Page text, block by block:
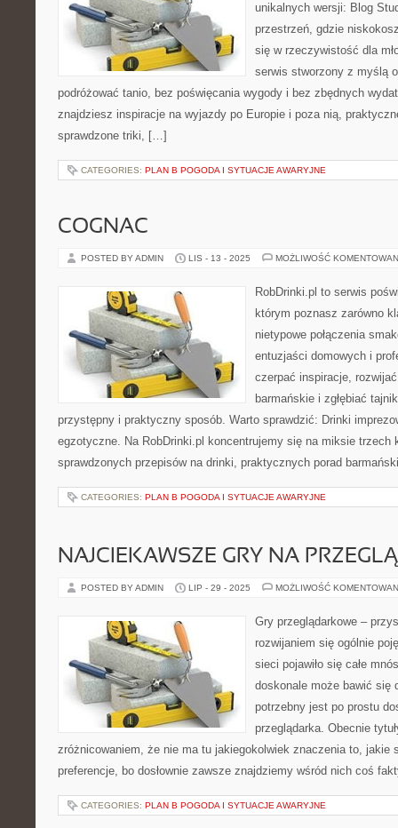
unikalnych wersji: Blog
przestrzeń, gdzie
się w rzeczywistość dla
serwis stworzony z myślą
podróżować tanio, bez poświęcania wygody i bez zbędnych
znajdziesz inspiracje na wyjazdy po Europie i poza nią,
sprawdzone triki, […]
CATEGORIES: PLAN B POGODA I SYTUACJE AWARYJNE
COGNAC
POSTED BY ADMIN LIS - 13 - 2025 MOŻLIWOŚĆ
RobDrinki.pl to serwis
którym poznasz zarówno
nietypowe połączenia
entuzjaści domowych i
czerpać inspiracje,
barmańskie i zgłębiać
przystępny i praktyczny sposób. Warto sprawdzić: Drinki
egzotyczne. Na RobDrinki.pl koncentrujemy się na miksie trzech
sprawdzonych przepisów na drinki, praktycznych porad
CATEGORIES: PLAN B POGODA I SYTUACJE AWARYJNE
NAJCIEKAWSZE GRY NA
POSTED BY ADMIN LIP - 29 - 2025 MOŻLIWOŚĆ
Gry przeglądarkowe –
rozwijaniem się ogólnie
sieci pojawiło się całe
doskonale może bawić się
potrzebny jest po prostu
przeglądarka. Obecnie
zróżnicowaniem, że nie ma tu jakiegokolwiek znaczenia to, jakie
preferencje, bo dosłownie zawsze znajdziemy wśród nich coś
CATEGORIES: PLAN B POGODA I SYTUACJE AWARYJNE